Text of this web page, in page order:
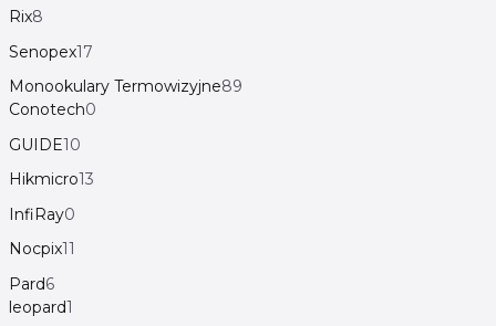
Rix8
Senopex17
Monookulary Termowizyjne89
Conotech0
GUIDE10
Hikmicro13
InfiRay0
Nocpix11
Pard6
leopard1